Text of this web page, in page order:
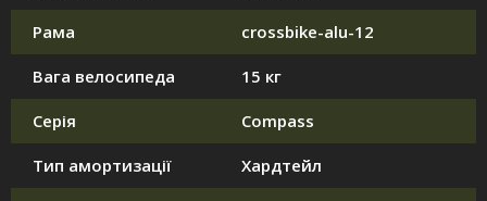
Рама crossbike-alu-12
Вага велосипеда 15 кг
Серія Compass
Тип амортизації Хардтейл